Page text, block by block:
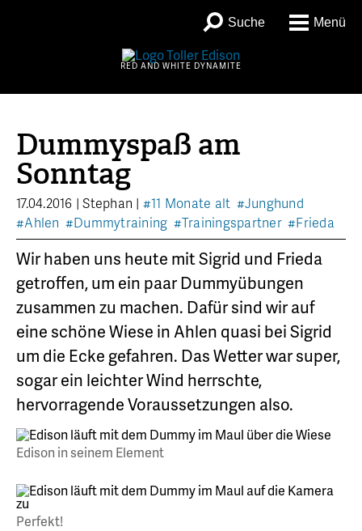
RED AND WHITE DYNAMITE
Suche Menü
Dummyspaß am
Sonntag
17.04.2016 |Stephan | #11 Monate alt #Junghund
#Ahlen #Dummytraining #Trainingspartner #Frieda
Wir haben uns heute mit Sigrid und Frieda
getroffen, um ein paar Dummyübungen
zusammen zu machen. Dafür sind wir auf
eine schöne Wiese in Ahlen quasi bei Sigrid
um die Ecke gefahren. Das Wetter war super,
sogar ein leichter Wind herrschte,
hervorragende Voraussetzungen also.
Edison in seinem Element
Perfekt!